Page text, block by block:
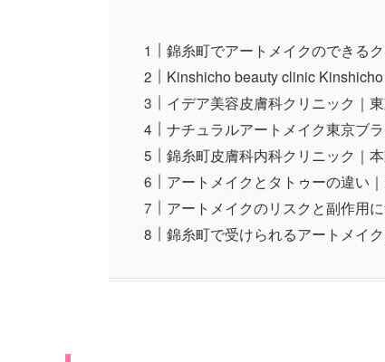
錦糸町でアートメイクのできる
Kinshicho beauty clinic
イデア美容皮膚科クリニック｜
ナチュラルアートメイク東京ブ
錦糸町皮膚科内科クリニック｜
アートメイクとタトゥーの違い
アートメイクのリスクと副作用
錦糸町で受けられるアートメイ